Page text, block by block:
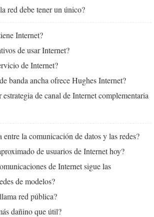
red debe tener un único?
Internet?
de usar Internet?
de Internet?
banda ancha ofrece Hughes Internet?
estrategia de canal de Internet complementaria
entre la comunicación de datos y las redes?
de usuarios de Internet hoy?
de Internet sigue las
de modelos?
red pública?
dañino que útil?